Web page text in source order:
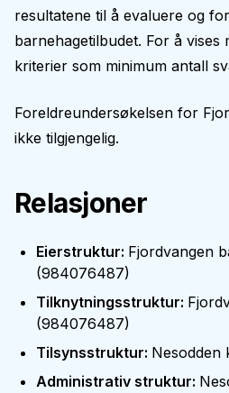
resultatene til å evaluere og
barnehagetilbudet. For å vises
kriterier som minimum antall
Foreldreundersøkelsen for
ikke tilgjengelig.
Relasjoner
Eierstruktur: Fjordvangen
(984076487)
Tilknytningsstruktur:
(984076487)
Tilsynsstruktur: Nesodden
Administrativ struktur: